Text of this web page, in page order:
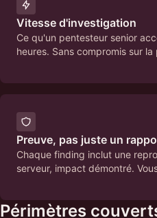
Vitesse d'investigation
Ce qu'un pentesteur senior
heures. Sans compromis sur
Preuve, pas juste un
Chaque finding inclut une
serveur, impact démontré.
Périmètres